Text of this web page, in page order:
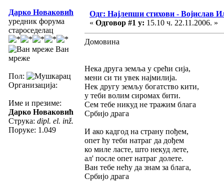
Дарко Новаковић
уредник форума
староседелац
Ван
мреже
Пол:
Организација:
Име и презиме:
Дарко Новаковић
Струка: dipl. el. inž.
Поруке: 1.049
Одг: Најлепши стихови - Војислав
« Одговор #1 у: 15.10 ч. 22.11.2006. »
Домовина
Нека друга земља у срећи сија,
мени си ти увек најмилија.
Нек другу земљу богатство кити,
у теби волим сиромах бити.
Сем тебе никуд не тражим блага
Србијо драга
И ако кадгод на страну пођем,
опет ћу теби натраг да дођем
ко миле ласте, што некуд лете,
ал' после опет натраг долете.
Ван тебе нећу да знам за блага,
Србијо драга